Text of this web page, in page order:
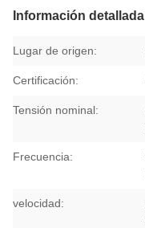
Información detallada
Lugar de origen:
Certificación:
Tensión nominal:
Frecuencia:
velocidad: